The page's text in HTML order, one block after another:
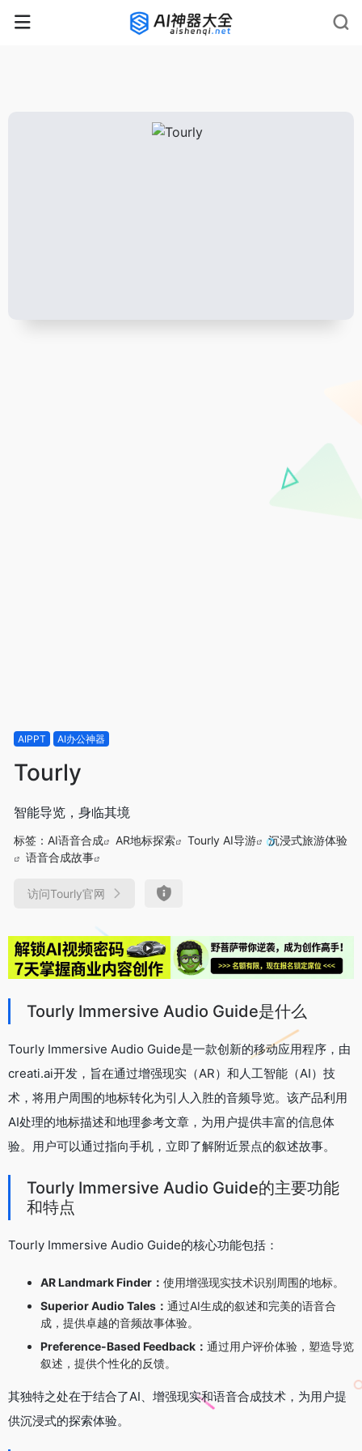
rnrn rnrn rnrn
AIPPT AI办公神器
Tourly
智能导览，身临其境
标签： AI语音合成 AR地标探索 Tourly AI导游
沉浸式旅游体验
语音合成故事
访问Tourly官网
Tourly Immersive Audio Guide是什么
Tourly Immersive Audio Guide是一款创新的移动应用程序，由
creati.ai开发，旨在通过增强现实（AR）和人工智能（AI）技
术，将用户周围的地标转化为引人入胜的音频导览。该产品利用
AI处理的地标描述和地理参考文章，为用户提供丰富的信息体
验。用户可以通过指向手机，立即了解附近景点的叙述故事。
Tourly Immersive Audio Guide的主要功能
和特点
Tourly Immersive Audio Guide的核心功能包括：
AR Landmark Finder： 使用增强现实技术识别周围的地标。
Superior Audio Tales： 通过AI生成的叙述和完美的语音合
成，提供卓越的音频故事体验。
Preference-Based Feedback： 通过用户评价体验，塑造导览
叙述，提供个性化的反馈。
其独特之处在于结合了AI、增强现实和语音合成技术，为用户提
供沉浸式的探索体验。